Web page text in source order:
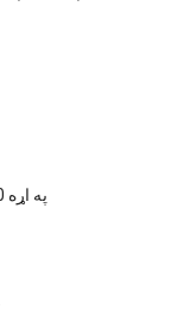
د Sigmund Freud په اړه 10 حقیقتونه